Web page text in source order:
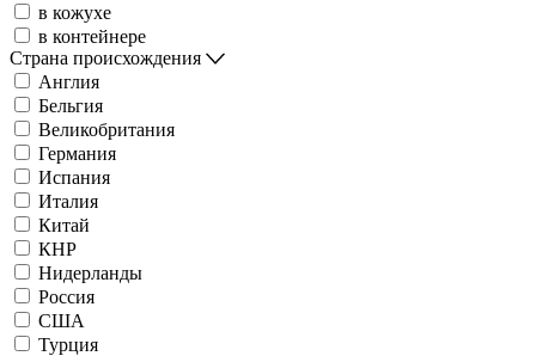
в кожухе
в контейнере
Страна происхождения
Англия
Бельгия
Великобритания
Германия
Испания
Италия
Китай
КНР
Нидерланды
Россия
США
Турция